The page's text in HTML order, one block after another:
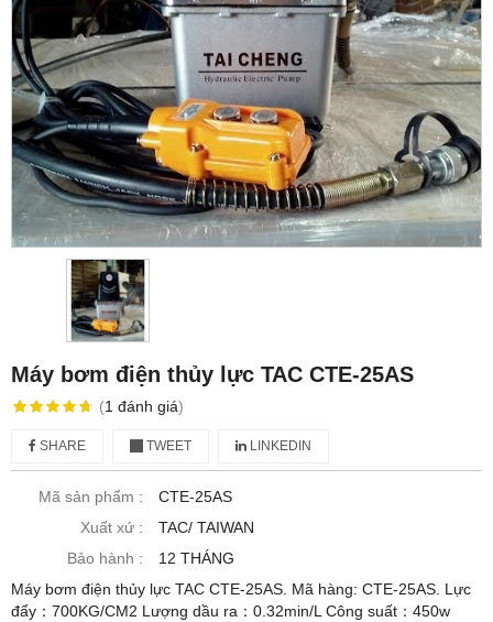
Máy bơm điện thủy lực TAC CTE-25AS
(1 đánh giá)
SHARE TWEET LINKEDIN
Mã sản phẩm :
CTE-25AS
Xuất xứ :
TAC/ TAIWAN
Bảo hành :
12 THÁNG
Máy bơm điện thủy lực TAC CTE-25AS. Mã hàng: CTE-25AS. Lực
đẩy：700KG/CM2 Lượng dầu ra：0.32min/L Công suất：450w